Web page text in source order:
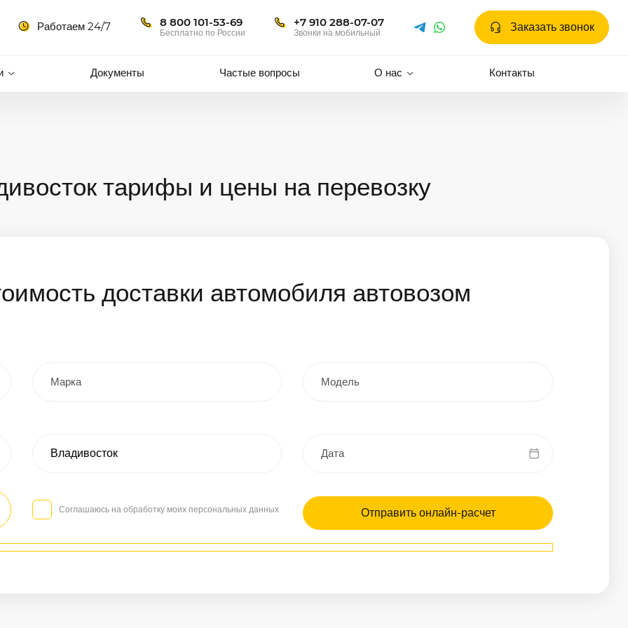
Работаем 24/7 8 800 101-53-69
Бесплатно по России
+7 910 288-07-07
Звонки на мобильный Заказать звонок
Документы Частые вопросы О нас Контакты
тарифы и цены на перевозку
доставки автомобиля автовозом
Соглашаюсь на обработку моих персональных данных